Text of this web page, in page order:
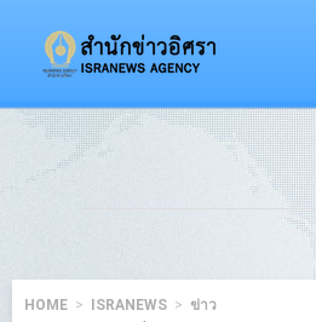
HOME ISRANEWS
ข่าว